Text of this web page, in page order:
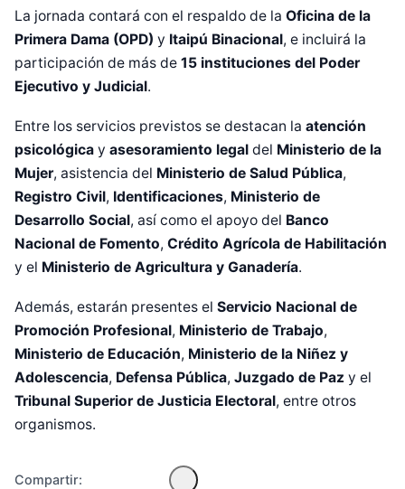
La jornada contará con el respaldo de la Oficina de la
Primera Dama (OPD) y Itaipú Binacional, e incluirá la
participación de más de 15 instituciones del Poder
Ejecutivo y Judicial.
Entre los servicios previstos se destacan la atención
psicológica y asesoramiento legal del Ministerio de la
Mujer, asistencia del Ministerio de Salud Pública,
Registro Civil, Identificaciones, Ministerio de
Desarrollo Social, así como el apoyo del Banco
Nacional de Fomento, Crédito Agrícola de Habilitación
y el Ministerio de Agricultura y Ganadería.
Además, estarán presentes el Servicio Nacional de
Promoción Profesional, Ministerio de Trabajo,
Ministerio de Educación, Ministerio de la Niñez y
Adolescencia, Defensa Pública, Juzgado de Paz y el
Tribunal Superior de Justicia Electoral, entre otros
organismos.
Compartir:
Diseñado por Shiro